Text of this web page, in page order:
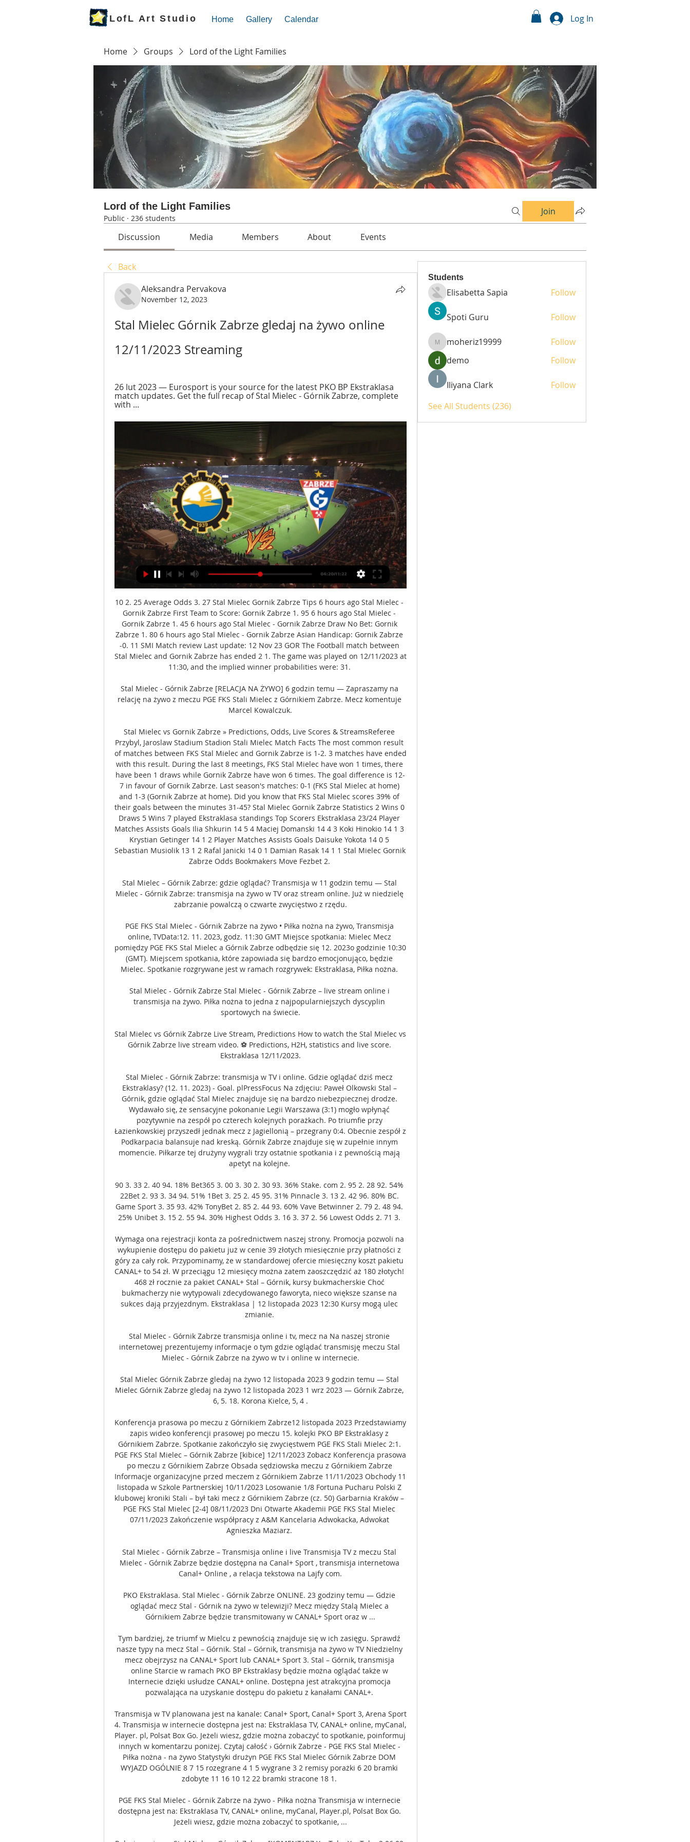
LofL Art Studio Home Gallery Calendar Log In
Home Groups Lord of the Light Families
Lord of the Light Families
Public · 236 students
Join
Discussion Media Members About Events
Back
Aleksandra Pervakova
November 12, 2023
Stal Mielec Górnik Zabrze gledaj na żywo online
12/11/2023 Streaming
26 lut 2023 — Eurosport is your source for the latest PKO BP Ekstraklasa
match updates. Get the full recap of Stal Mielec - Górnik Zabrze, complete
with ...
10 2. 25 Average Odds 3. 27 Stal Mielec Gornik Zabrze Tips 6 hours ago Stal Mielec -
Gornik Zabrze First Team to Score: Gornik Zabrze 1. 95 6 hours ago Stal Mielec -
Gornik Zabrze 1. 45 6 hours ago Stal Mielec - Gornik Zabrze Draw No Bet: Gornik
Zabrze 1. 80 6 hours ago Stal Mielec - Gornik Zabrze Asian Handicap: Gornik Zabrze
-0. 11 SMI Match review Last update: 12 Nov 23 GOR The Football match between
Stal Mielec and Gornik Zabrze has ended 2 1. The game was played on 12/11/2023 at
11:30, and the implied winner probabilities were: 31.
Stal Mielec - Górnik Zabrze [RELACJA NA ŻYWO] 6 godzin temu — Zapraszamy na
relację na żywo z meczu PGE FKS Stali Mielec z Górnikiem Zabrze. Mecz komentuje
Marcel Kowalczuk.
Stal Mielec vs Gornik Zabrze » Predictions, Odds, Live Scores & StreamsReferee
Przybyl, Jaroslaw Stadium Stadion Stali Mielec Match Facts The most common result
of matches between FKS Stal Mielec and Gornik Zabrze is 1-2. 3 matches have ended
with this result. During the last 8 meetings, FKS Stal Mielec have won 1 times, there
have been 1 draws while Gornik Zabrze have won 6 times. The goal difference is 12-
7 in favour of Gornik Zabrze. Last season's matches: 0-1 (FKS Stal Mielec at home)
and 1-3 (Gornik Zabrze at home). Did you know that FKS Stal Mielec scores 39% of
their goals between the minutes 31-45? Stal Mielec Gornik Zabrze Statistics 2 Wins 0
Draws 5 Wins 7 played Ekstraklasa standings Top Scorers Ekstraklasa 23/24 Player
Matches Assists Goals Ilia Shkurin 14 5 4 Maciej Domanski 14 4 3 Koki Hinokio 14 1 3
Krystian Getinger 14 1 2 Player Matches Assists Goals Daisuke Yokota 14 0 5
Sebastian Musiolik 13 1 2 Rafal Janicki 14 0 1 Damian Rasak 14 1 1 Stal Mielec Gornik
Zabrze Odds Bookmakers Move Fezbet 2.
Stal Mielec – Górnik Zabrze: gdzie oglądać? Transmisja w 11 godzin temu — Stal
Mielec - Górnik Zabrze: transmisja na żywo w TV oraz stream online. Już w niedzielę
zabrzanie powalczą o czwarte zwycięstwo z rzędu.
PGE FKS Stal Mielec - Górnik Zabrze na żywo • Piłka nożna na żywo, Transmisja
online, TVData:12. 11. 2023, godz. 11:30 GMT Miejsce spotkania: Mielec Mecz
pomiędzy PGE FKS Stal Mielec a Górnik Zabrze odbędzie się 12. 2023o godzinie 10:30
(GMT). Miejscem spotkania, które zapowiada się bardzo emocjonująco, będzie
Mielec. Spotkanie rozgrywane jest w ramach rozgrywek: Ekstraklasa, Piłka nożna.
Stal Mielec - Górnik Zabrze Stal Mielec - Górnik Zabrze – live stream online i
transmisja na żywo. Piłka nożna to jedna z najpopularniejszych dyscyplin
sportowych na świecie.
Stal Mielec vs Górnik Zabrze Live Stream, Predictions How to watch the Stal Mielec vs
Górnik Zabrze live stream video. ⚽️ Predictions, H2H, statistics and live score.
Ekstraklasa 12/11/2023.
Stal Mielec - Górnik Zabrze: transmisja w TV i online. Gdzie oglądać dziś mecz
Ekstraklasy? (12. 11. 2023) - Goal. plPressFocus Na zdjęciu: Paweł Olkowski Stal –
Górnik, gdzie oglądać Stal Mielec znajduje się na bardzo niebezpiecznej drodze.
Wydawało się, że sensacyjne pokonanie Legii Warszawa (3:1) mogło wpłynąć
pozytywnie na zespół po czterech kolejnych porażkach. Po triumfie przy
Łazienkowskiej przyszedł jednak mecz z Jagiellonią – przegrany 0:4. Obecnie zespół z
Podkarpacia balansuje nad kreską. Górnik Zabrze znajduje się w zupełnie innym
momencie. Piłkarze tej drużyny wygrali trzy ostatnie spotkania i z pewnością mają
apetyt na kolejne.
90 3. 33 2. 40 94. 18% Bet365 3. 00 3. 30 2. 30 93. 36% Stake. com 2. 95 2. 28 92. 54%
22Bet 2. 93 3. 34 94. 51% 1Bet 3. 25 2. 45 95. 31% Pinnacle 3. 13 2. 42 96. 80% BC.
Game Sport 3. 35 93. 42% TonyBet 2. 85 2. 44 93. 60% Vave Betwinner 2. 79 2. 48 94.
25% Unibet 3. 15 2. 55 94. 30% Highest Odds 3. 16 3. 37 2. 56 Lowest Odds 2. 71 3.
Wymaga ona rejestracji konta za pośrednictwem naszej strony. Promocja pozwoli na
wykupienie dostępu do pakietu już w cenie 39 złotych miesięcznie przy płatności z
góry za cały rok. Przypominamy, że w standardowej ofercie miesięczny koszt pakietu
CANAL+ to 54 zł. W przeciągu 12 miesięcy można zatem zaoszczędzić aż 180 złotych!
468 zł rocznie za pakiet CANAL+ Stal – Górnik, kursy bukmacherskie Choć
bukmacherzy nie wytypowali zdecydowanego faworyta, nieco większe szanse na
sukces dają przyjezdnym. Ekstraklasa | 12 listopada 2023 12:30 Kursy mogą ulec
zmianie.
Stal Mielec - Górnik Zabrze transmisja online i tv, mecz na Na naszej stronie
internetowej prezentujemy informacje o tym gdzie oglądać transmisję meczu Stal
Mielec - Górnik Zabrze na żywo w tv i online w internecie.
Stal Mielec Górnik Zabrze gledaj na żywo 12 listopada 2023 9 godzin temu — Stal
Mielec Górnik Zabrze gledaj na żywo 12 listopada 2023 1 wrz 2023 — Górnik Zabrze,
6, 5. 18. Korona Kielce, 5, 4 .
Konferencja prasowa po meczu z Górnikiem Zabrze12 listopada 2023 Przedstawiamy
zapis wideo konferencji prasowej po meczu 15. kolejki PKO BP Ekstraklasy z
Górnikiem Zabrze. Spotkanie zakończyło się zwycięstwem PGE FKS Stali Mielec 2:1.
PGE FKS Stal Mielec – Górnik Zabrze [kibice] 12/11/2023 Zobacz Konferencja prasowa
po meczu z Górnikiem Zabrze Obsada sędziowska meczu z Górnikiem Zabrze
Informacje organizacyjne przed meczem z Górnikiem Zabrze 11/11/2023 Obchody 11
listopada w Szkole Partnerskiej 10/11/2023 Losowanie 1/8 Fortuna Pucharu Polski Z
klubowej kroniki Stali – był taki mecz z Górnikiem Zabrze (cz. 50) Garbarnia Kraków –
PGE FKS Stal Mielec [2-4] 08/11/2023 Dni Otwarte Akademii PGE FKS Stal Mielec
07/11/2023 Zakończenie współpracy z A&M Kancelaria Adwokacka, Adwokat
Agnieszka Maziarz.
Stal Mielec - Górnik Zabrze – Transmisja online i live Transmisja TV z meczu Stal
Mielec - Górnik Zabrze będzie dostępna na Canal+ Sport , transmisja internetowa
Canal+ Online , a relacja tekstowa na Lajfy com.
PKO Ekstraklasa. Stal Mielec - Górnik Zabrze ONLINE. 23 godziny temu — Gdzie
oglądać mecz Stal - Górnik na żywo w telewizji? Mecz między Stalą Mielec a
Górnikiem Zabrze będzie transmitowany w CANAL+ Sport oraz w ...
Tym bardziej, że triumf w Mielcu z pewnością znajduje się w ich zasięgu. Sprawdź
nasze typy na mecz Stal – Górnik. Stal – Górnik, transmisja na żywo w TV Niedzielny
mecz obejrzysz na CANAL+ Sport lub CANAL+ Sport 3. Stal – Górnik, transmisja
online Starcie w ramach PKO BP Ekstraklasy będzie można oglądać także w
Internecie dzięki usłudze CANAL+ online. Dostępna jest atrakcyjna promocja
pozwalająca na uzyskanie dostępu do pakietu z kanałami CANAL+.
Transmisja w TV planowana jest na kanale: Canal+ Sport, Canal+ Sport 3, Arena Sport
4. Transmisja w internecie dostępna jest na: Ekstraklasa TV, CANAL+ online, myCanal,
Player. pl, Polsat Box Go. Jeżeli wiesz, gdzie można zobaczyć to spotkanie, poinformuj
innych w komentarzu poniżej. Czytaj całość › Górnik Zabrze - PGE FKS Stal Mielec -
Piłka nożna - na żywo Statystyki drużyn PGE FKS Stal Mielec Górnik Zabrze DOM
WYJAZD OGÓLNIE 8 7 15 rozegrane 4 1 5 wygrane 3 2 remisy porażki 6 20 bramki
zdobyte 11 16 10 12 22 bramki stracone 18 1.
PGE FKS Stal Mielec - Górnik Zabrze na żywo - Piłka nożna Transmisja w internecie
dostępna jest na: Ekstraklasa TV, CANAL+ online, myCanal, Player.pl, Polsat Box Go.
Jeżeli wiesz, gdzie można zobaczyć to spotkanie, ...
Students
Elisabetta Sapia Follow
Spoti Guru Follow
moheriz19999
moheriz19999
Follow
demo
Follow
Iliyana Clark
Follow
See All Students (236)